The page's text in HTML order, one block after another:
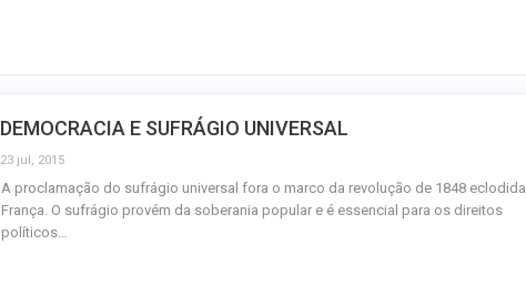
DEMOCRACIA E SUFRÁGIO UNIVERSAL
23 jul, 2015
A proclamação do sufrágio universal fora o marco da revolução de 1848
França. O sufrágio provém da soberania popular e é essencial para os direitos
políticos…